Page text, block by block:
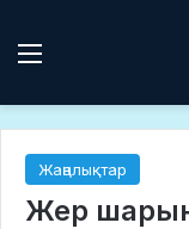
Мәзір
Жаңалықтар
Жер